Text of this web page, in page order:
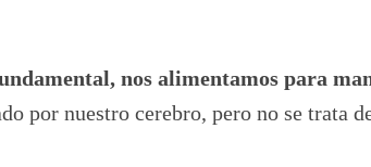
nos alimentamos para
por nuestro cerebro, pero no se trata